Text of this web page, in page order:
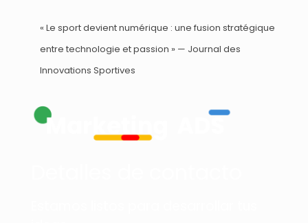
« Le sport devient numérique : une fusion stratégique
entre technologie et passion » — Journal des
Innovations Sportives